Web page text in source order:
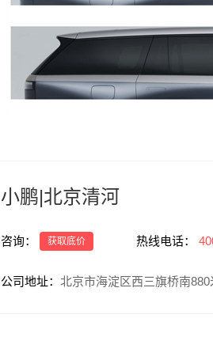
小鹏|北京清河
咨询： 获取底价 热线电话：
公司地址： 北京市海淀区西三旗桥南880